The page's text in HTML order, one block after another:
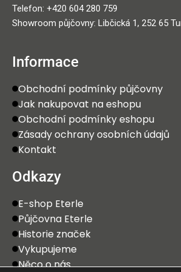
Telefon: +420 604 280 759
Showroom půjčovny: Libčická 1, 252 65
Informace
Obchodní podmínky půjčovny
Jak nakupovat na eshopu
Obchodní podmínky eshopu
Zásady ochrany osobních údajů
Kontakt
Odkazy
E-shop Eterle
Půjčovna Eterle
Historie značek
Vykupujeme
Něco o nás